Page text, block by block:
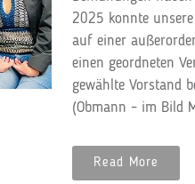
2025 konnte
auf einer
einen geordneten
gewählte Vorstand
(Obmann – im Bild
Read More